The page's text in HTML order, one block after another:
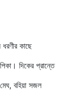
কাছে
দিকের প্রান্তে
সজল